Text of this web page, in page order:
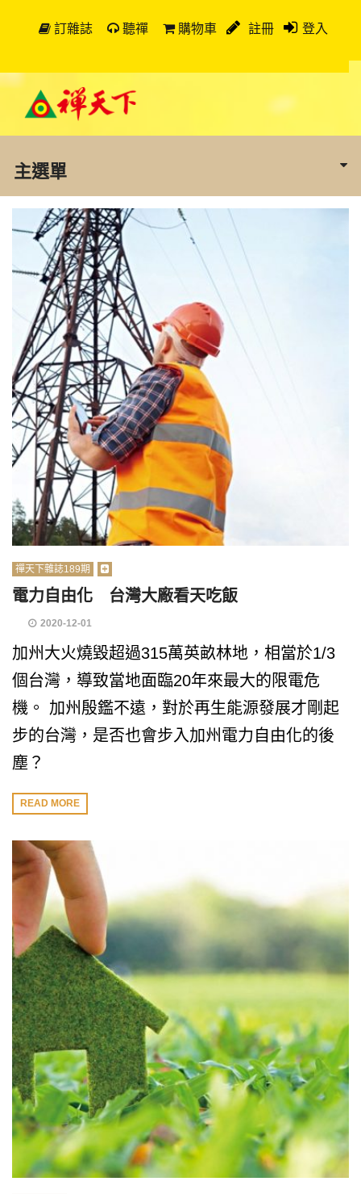
訂雜誌 聽禪 購物車 註冊 登入
主選單
禪天下雜誌189期
電力自由化 台灣大廠看天吃飯
2020-12-01
加州大火燒毀超過315萬英畝林地，相當於1/3
個台灣，導致當地面臨20年來最大的限電危
機。 加州殷鑑不遠，對於再生能源發展才剛起
步的台灣，是否也會步入加州電力自由化的後
塵？
READ MORE